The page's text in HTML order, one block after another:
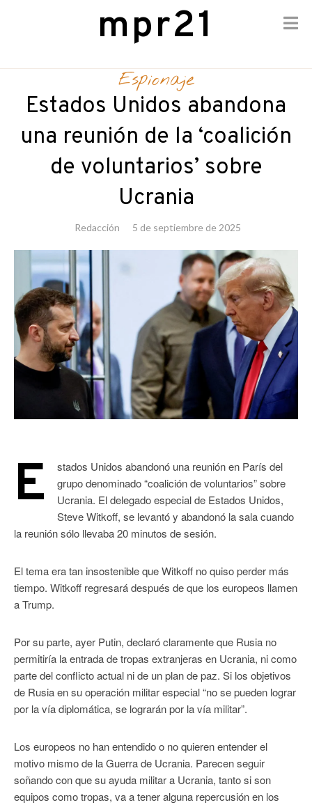
content
mpr21
Espionaje
Estados Unidos abandona
una reunión de la ‘coalición
de voluntarios’ sobre
Ucrania
Redacción 5 de septiembre de 2025
E
stados Unidos abandonó una reunión en París del
grupo denominado “coalición de voluntarios” sobre
Ucrania. El delegado especial de Estados Unidos,
Steve Witkoff, se levantó y abandonó la sala cuando
la reunión sólo llevaba 20 minutos de sesión.
El tema era tan insostenible que Witkoff no quiso perder más
tiempo. Witkoff regresará después de que los europeos llamen
a Trump.
Por su parte, ayer Putin, declaró claramente que Rusia no
permitiría la entrada de tropas extranjeras en Ucrania, ni como
parte del conflicto actual ni de un plan de paz. Si los objetivos
de Rusia en su operación militar especial “no se pueden lograr
por la vía diplomática, se lograrán por la vía militar”.
Los europeos no han entendido o no quieren entender el
motivo mismo de la Guerra de Ucrania. Parecen seguir
soñando con que su ayuda militar a Ucrania, tanto si son
equipos como tropas, va a tener alguna repercusión en los